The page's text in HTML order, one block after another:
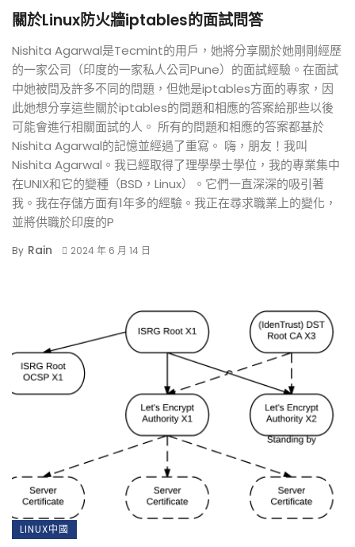
關於Linux防火牆iptables的面試問答
Nishita Agarwal是Tecmint的用戶，她將分享關於她剛剛經歷
的一家公司（印度的一家私人公司Pune）的面試經驗。在面試
中她被問及許多不同的問題，但她是iptables方面的專家，因
此她想分享這些關於iptables的問題和相應的答案給那些以後
可能會進行相關面試的人。 所有的問題和相應的答案都基於
Nishita Agarwal的記憶並經過了重寫。 嗨，朋友！我叫
Nishita Agarwal。我已經取得了理學學士學位，我的專業集中
在UNIX和它的變種（BSD，Linux）。它們一直深深的吸引著
我。我在存儲方面有1年多的經驗。我正在尋求職業上的變化，
並將供職於印度的P
By Rain 2024 年 6 月 14 日
LINUX中國